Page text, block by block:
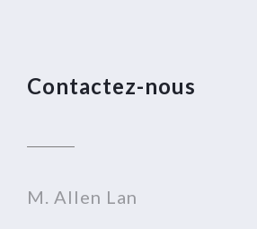
Contactez-nous
M. Allen Lan